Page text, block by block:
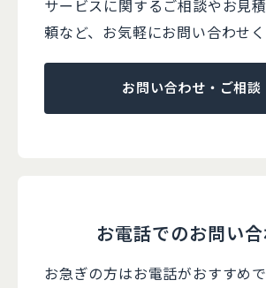
サービスに関するご相談やお見
頼など、 お気軽にお問い合わせく
お問い合わせ・ご相談
お電話でのお問い
お急ぎの方はお電話がおすすめで